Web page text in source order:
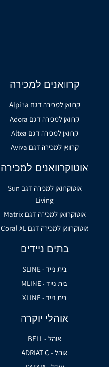
קרוואנים למכירה
קרוואן למכירה דגם Alpina
קרוואן למכירה דגם Adora
קרוואן למכירה דגם Altea
קרוואן למכירה דגם Aviva
אוטוקרוואנים למכירה
אוטוקרוואן למכירה דגם Sun
Living
אוטוקרוואן למכירה דגם Matrix
אוטוקרוואן למכירה דגם Coral XL
בתים ניידים
בית נייד - SLINE
בית נייד - MLINE
בית נייד - XLINE
אוהלי יוקרה
אוהל - BELL
אוהל - ADRIATIC